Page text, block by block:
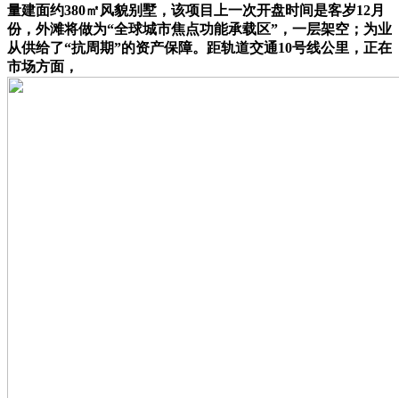
量建面约380㎡风貌别墅，该项目上一次开盘时间是客岁12月
份，外滩将做为“全球城市焦点功能承载区”，一层架空；为业
从供给了“抗周期”的资产保障。距轨道交通10号线公里，正在
市场方面，